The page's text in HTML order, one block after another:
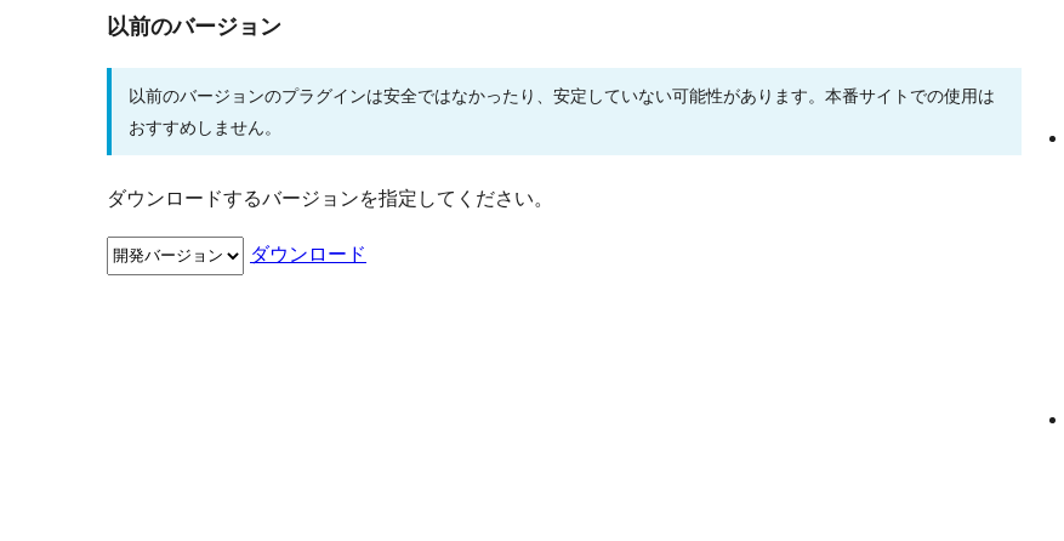
以前のバージョン
以前のバージョンのプラグインは安全ではなかったり、安定していない可能性があります。本番サイトでの使用は
おすすめしません。
ダウンロードするバージョンを指定してください。
ダウンロード